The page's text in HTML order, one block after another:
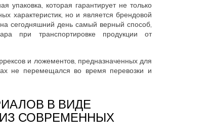
упаковка, которая гарантирует не только
характеристик, но и является брендовой
сегодняшний день самый верный способ,
при транспортировке продукции от
и ложементов, предназначенных для
не перемещался во время перевозки и
В ВИДЕ
СОВРЕМЕННЫХ